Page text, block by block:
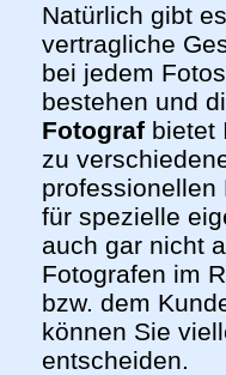
Natürlich gibt
vertragliche
bei jedem
bestehen und
Fotograf bietet
zu
professionellen
für spezielle
auch gar nicht
Fotografen im
bzw. dem
können Sie
entscheiden.